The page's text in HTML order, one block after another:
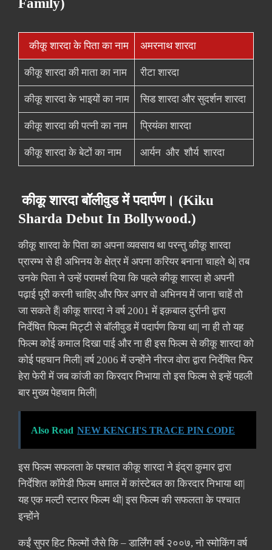
Family)
कीकू शारदा के पिता का नाम अमरनाथ शारदा
कीकू शारदा की माता का नाम रीटा शारदा
कीकू शारदा के भाइयों का नाम सिड शारदा और सुदर्शन शारदा
कीकू शारदा की पत्नी का नाम प्रियंका शारदा
कीकू शारदा के बेटों का नाम आर्यन और शौर्य शारदा
कीकू शारदा बॉलीवुड में पदार्पण। (Kiku
Sharda Debut In Bollywood.)
कीकू शारदा के पिता का अपना व्यवसाय था परन्तु कीकू शारदा
प्रारम्भ से ही अभिनय के क्षेत्र में अपना करियर बनाना चाहते थे| तब
उनके पिता ने उन्हें परामर्श दिया कि पहले कीकू शारदा हो अपनी
पढ़ाई पूरी करनी चाहिए और फिर अगर वो अभिनय में जाना चाहें तो
जा सकते हैं| कीकू शारदा ने वर्ष 2001 में इक़बाल दुर्रानी द्वारा
निर्देषित फिल्म मिट्टी से बॉलीवुड में पदार्पण किया था| ना ही तो यह
फिल्म कोई कमाल दिखा पाई और ना ही इस फिल्म से कीकू शारदा को
कोई पहचान मिली| वर्ष 2006 में उन्होंने नीरज वोरा द्वारा निर्देषित फिर
हेरा फेरी में जब कांजी का किरदार निभाया तो इस फिल्म से इन्हें पहली
बार मुख्य पेहचाम मिली|
Also Read NEW KENCH'S TRACE PIN CODE
इस फिल्म सफलता के पश्चात कीकू शारदा ने इंद्रा कुमार द्वारा
निर्देशित कॉमेडी फिल्म धमाल में कांस्टेबल का किरदार निभाया था|
यह एक मल्टी स्टारर फिल्म थी| इस फिल्म की सफलता के पश्चात
इन्होंने
कईं सुपर हिट फिल्मों जैसे कि – डार्लिंग वर्ष २००७, नो स्मोकिंग वर्ष